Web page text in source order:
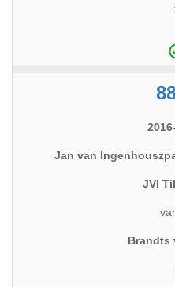
Jan van
JVI
Brandts